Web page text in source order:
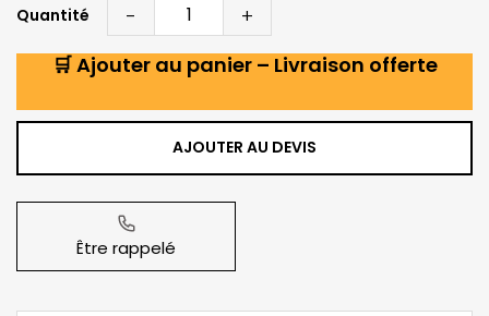
Quantité -
+
🛒 Ajouter au panier – Livraison offerte
AJOUTER AU DEVIS
Être rappelé